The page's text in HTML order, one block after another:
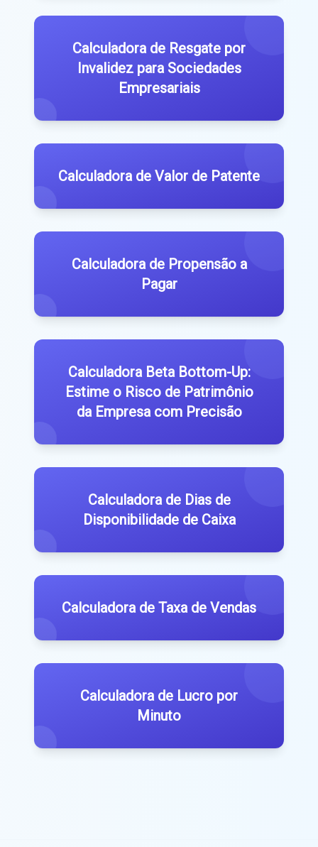
Calculadora de Resgate por
Invalidez para Sociedades
Empresariais
Calculadora de Valor de Patente
Calculadora de Propensão a
Pagar
Calculadora Beta Bottom-Up:
Estime o Risco de Patrimônio
da Empresa com Precisão
Calculadora de Dias de
Disponibilidade de Caixa
Calculadora de Taxa de Vendas
Calculadora de Lucro por
Minuto